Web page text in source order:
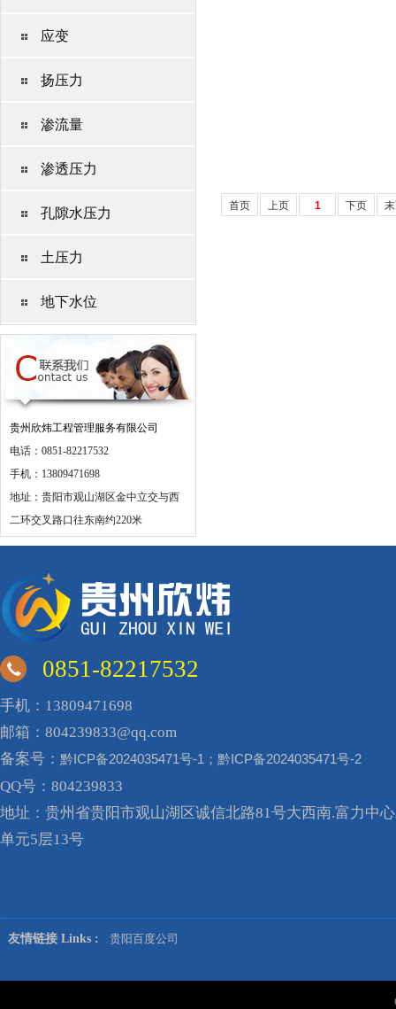
应变
扬压力
渗流量
渗透压力
孔隙水压力
土压力
地下水位
贵州欣炜工程管理服务有限公司
电话：0851-82217532
手机：13809471698
地址：贵阳市观山湖区金中立交与西
二环交叉路口往东南约220米
首页 上页 1 下页
0851-82217532
手机：13809471698
邮箱：804239833@qq.com
备案号： 黔ICP备2024035471号-1；黔ICP备2024035471号-2
QQ号：804239833
地址：贵州省贵阳市观山湖区诚信北路81号大西南.富力中
单元5层13号
友情链接 Links : 贵阳百度公司